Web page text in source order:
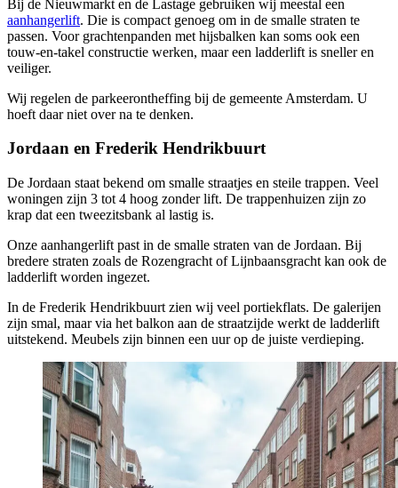
Bij de Nieuwmarkt en de Lastage gebruiken wij meestal een
aanhangerlift. Die is compact genoeg om in de smalle straten te
passen. Voor grachtenpanden met hijsbalken kan soms ook een
touw-en-takel constructie werken, maar een ladderlift is sneller en
veiliger.
Wij regelen de parkeerontheffing bij de gemeente Amsterdam. U
hoeft daar niet over na te denken.
Jordaan en Frederik Hendrikbuurt
De Jordaan staat bekend om smalle straatjes en steile trappen. Veel
woningen zijn 3 tot 4 hoog zonder lift. De trappenhuizen zijn zo
krap dat een tweezitsbank al lastig is.
Onze aanhangerlift past in de smalle straten van de Jordaan. Bij
bredere straten zoals de Rozengracht of Lijnbaansgracht kan ook de
ladderlift worden ingezet.
In de Frederik Hendrikbuurt zien wij veel portiekflats. De galerijen
zijn smal, maar via het balkon aan de straatzijde werkt de ladderlift
uitstekend. Meubels zijn binnen een uur op de juiste verdieping.